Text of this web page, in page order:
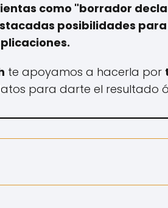
como "borrador
posibilidades
te apoyamos a hacerla por
para darte el resultado